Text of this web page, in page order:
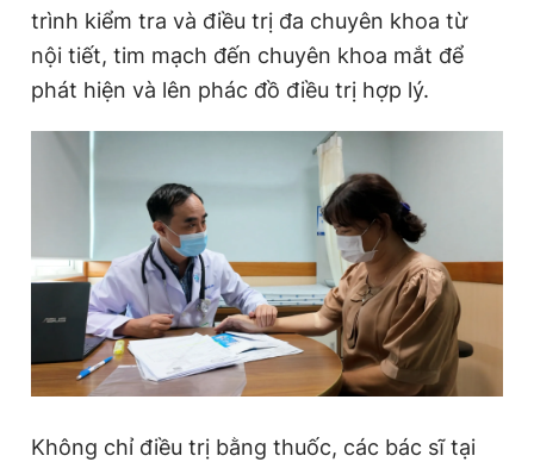
trình kiểm tra và điều trị đa chuyên khoa từ
nội tiết, tim mạch đến chuyên khoa mắt để
phát hiện và lên phác đồ điều trị hợp lý.
Không chỉ điều trị bằng thuốc, các bác sĩ tại